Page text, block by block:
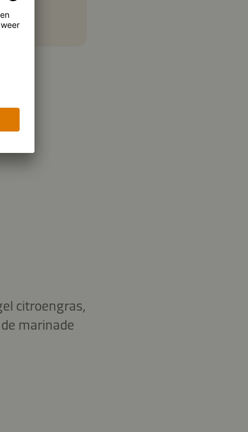
citroengras,
marinade